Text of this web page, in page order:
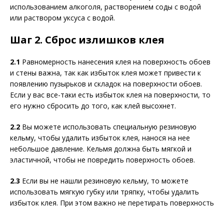
использованием алкоголя, растворением соды с водой
или раствором уксуса с водой.
Шаг 2. Сброс излишков клея
2.1 Равномерность нанесения клея на поверхность обоев
и стены важна, так как избыток клея может привести к
появлению пузырьков и складок на поверхности обоев.
Если у вас все-таки есть избыток клея на поверхности, то
его нужно сбросить до того, как клей высохнет.
2.2 Вы можете использовать специальную резиновую
кельму, чтобы удалить избыток клея, нанося на нее
небольшое давление. Кельмя должна быть мягкой и
эластичной, чтобы не повредить поверхность обоев.
2.3 Если вы не нашли резиновую кельму, то можете
использовать мягкую губку или тряпку, чтобы удалить
избыток клея. При этом важно не перетирать поверхность